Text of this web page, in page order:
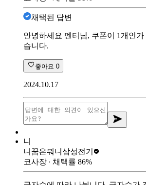
채택된 답변
안녕하세요 멘티님, 쿠폰이 1개인
습니다.
좋아요 0
2024.10.17
니
니꿈은뭐니 삼성전기
코사장 ∙ 채택률 86%